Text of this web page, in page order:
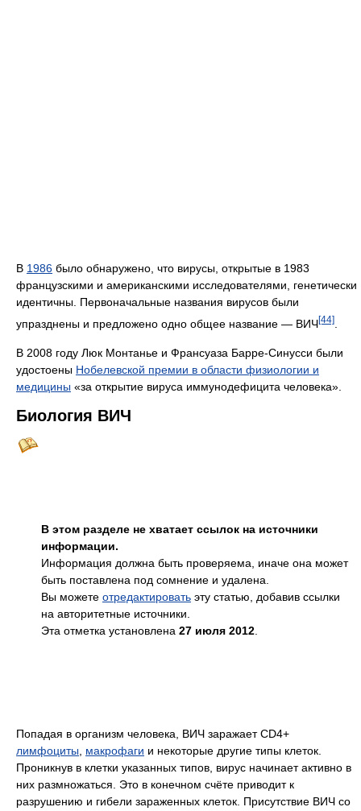
В 1986 было обнаружено, что вирусы, открытые в 1983
французскими и американскими исследователями, генетически
идентичны. Первоначальные названия вирусов были
упразднены и предложено одно общее название — ВИЧ[44]
В 2008 году Люк Монтанье и Франсуаза Барре-Синусси были
удостоены Нобелевской премии в области физиологии и
медицины «за открытие вируса иммунодефицита человека».
Биология ВИЧ
В этом разделе не хватает ссылок на источники
информации.
Информация должна быть проверяема, иначе она может
быть поставлена под сомнение и удалена.
Вы можете отредактировать эту статью, добавив ссылки
на авторитетные источники.
Эта отметка установлена 27 июля 2012
Попадая в организм человека, ВИЧ заражает CD4+
лимфоциты
макрофаги и некоторые другие типы клеток.
Проникнув в клетки указанных типов, вирус начинает активно в
них размножаться. Это в конечном счёте приводит к
разрушению и гибели зараженных клеток. Присутствие ВИЧ со